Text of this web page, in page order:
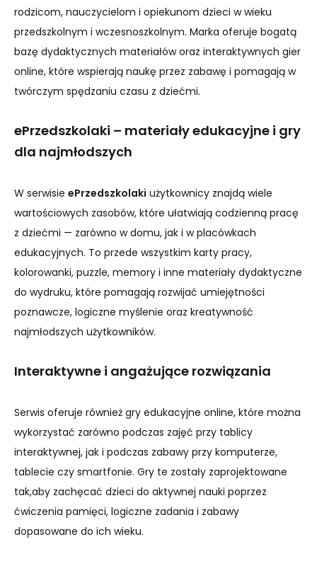
rodzicom, nauczycielom i opiekunom dzieci w wieku
przedszkolnym i wczesnoszkolnym. Marka oferuje bogatą
bazę dydaktycznych materiałów oraz interaktywnych gier
online, które wspierają naukę przez zabawę i pomagają w
twórczym spędzaniu czasu z dziećmi.
ePrzedszkolaki – materiały edukacyjne i gry
dla najmłodszych
W serwisie ePrzedszkolaki użytkownicy znajdą wiele
wartościowych zasobów, które ułatwiają codzienną pracę
z dziećmi — zarówno w domu, jak i w placówkach
edukacyjnych. To przede wszystkim karty pracy,
kolorowanki, puzzle, memory i inne materiały dydaktyczne
do wydruku, które pomagają rozwijać umiejętności
poznawcze, logiczne myślenie oraz kreatywność
najmłodszych użytkowników.
Interaktywne i angażujące rozwiązania
Serwis oferuje również gry edukacyjne online, które można
wykorzystać zarówno podczas zajęć przy tablicy
interaktywnej, jak i podczas zabawy przy komputerze,
tablecie czy smartfonie. Gry te zostały zaprojektowane
tak,aby zachęcać dzieci do aktywnej nauki poprzez
ćwiczenia pamięci, logiczne zadania i zabawy
dopasowane do ich wieku.